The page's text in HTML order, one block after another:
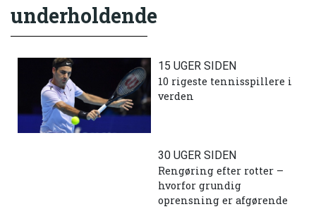
underholdende
15 UGER SIDEN
10 rigeste tennisspillere i
verden
30 UGER SIDEN
Rengøring efter rotter –
hvorfor grundig
oprensning er afgørende